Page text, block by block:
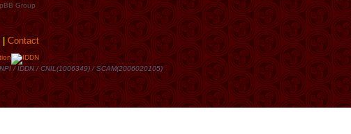
Group
|Contact
/ IDDN / CNIL(1006349) / SCAM(2006020105)